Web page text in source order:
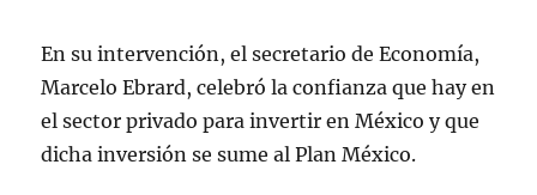
En su intervención, el secretario de Economía,
Marcelo Ebrard, celebró la confianza que hay en
el sector privado para invertir en México y que
dicha inversión se sume al Plan México.